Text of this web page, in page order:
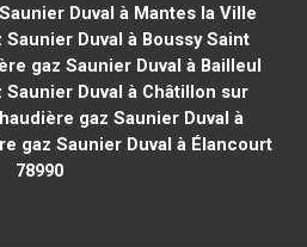
Duval à Mantes la Ville
Duval à Boussy Saint
gaz Saunier Duval à Bailleul
Duval à Châtillon sur
gaz Saunier Duval à
gaz Saunier Duval à Élancourt
78990